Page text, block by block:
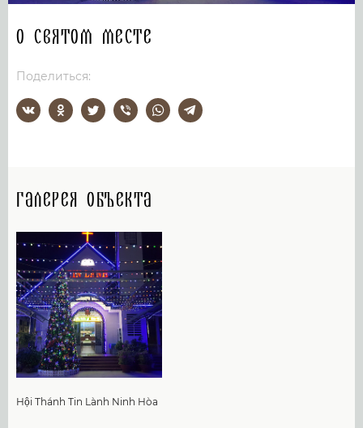
О святом месте
Поделиться:
Галерея объекта
Hội Thánh Tin Lành Ninh Hòa